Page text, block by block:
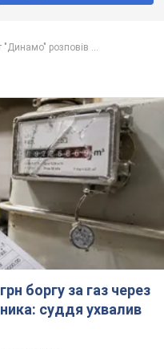
"Динамо" розповів ...
боргу за газ через
суддя ухвалив